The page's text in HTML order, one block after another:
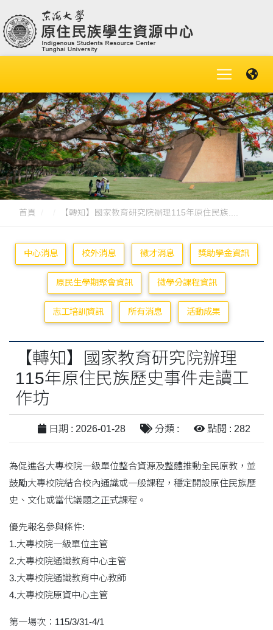
首頁 【轉知】國家教育研究院辦理115年原住民族....
中心消息 校外消息 徵才消息 獎助學金資訊
原民生學期聚會資訊 微學分課程資訊
志工培訓資訊 所有消息 活動成果
【轉知】國家教育研究院辦理
115年原住民族歷史事件走讀工
作坊
日期 : 2026-01-28 分類 : 點閱 : 282
為促進各大專校院一級單位整合資源及整體推動全民原教，並
鼓勵大專校院結合校內通識或一般課程，穩定開設原住民族歷
史、文化或當代議題之正式課程。
優先報名參與條件:
1.大專校院一級單位主管
2.大專校院通識教育中心主管
3.大專校院通識教育中心教師
4.大專校院原資中心主管
第一場次：115/3/31-4/1